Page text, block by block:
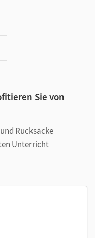
Sie von
Rucksäcke
Unterricht